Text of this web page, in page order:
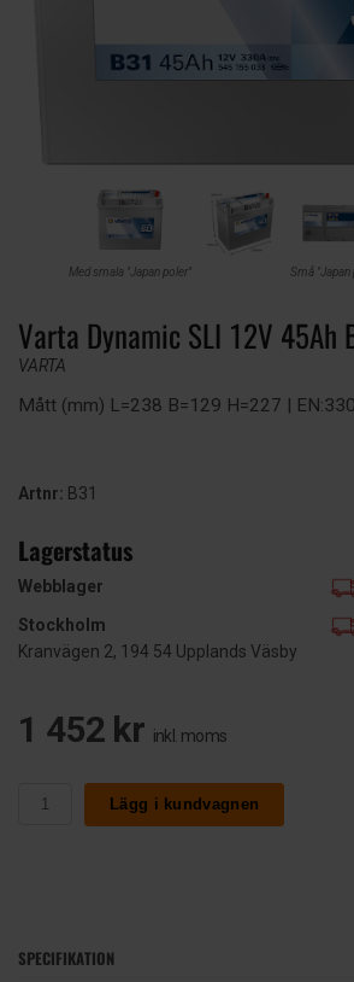
Med smala "Japan poler" Små "Japan
Varta Dynamic SLI 12V 45Ah
VARTA
Mått (mm) L=238 B=129 H=227 |
Artnr: B31
Lagerstatus
Webblager
Stockholm
Kranvägen 2, 194 54 Upplands Väsby
1 452 kr inkl. moms
Lägg i kundvagnen
SPECIFIKATION